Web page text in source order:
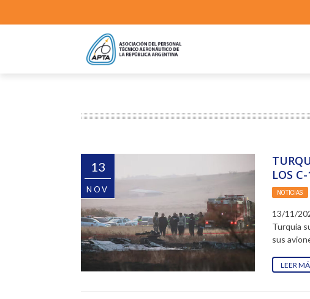
13
NOV
LOS
20NOTICIAS
13/11/
Turquía
sus
LEER